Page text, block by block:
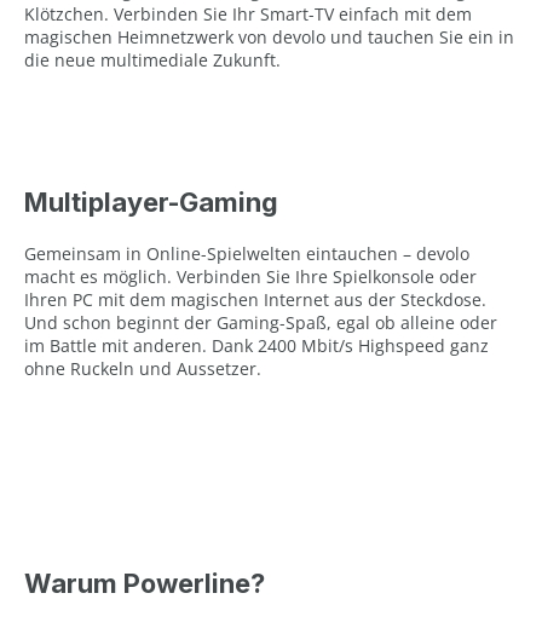
Klötzchen. Verbinden Sie Ihr Smart-TV einfach mit dem
magischen Heimnetzwerk von devolo und tauchen Sie ein in
die neue multimediale Zukunft.
Multiplayer-Gaming
Gemeinsam in Online-Spielwelten eintauchen – devolo
macht es möglich. Verbinden Sie Ihre Spielkonsole oder
Ihren PC mit dem magischen Internet aus der Steckdose.
Und schon beginnt der Gaming-Spaß, egal ob alleine oder
im Battle mit anderen. Dank 2400 Mbit/s Highspeed ganz
ohne Ruckeln und Aussetzer.
Warum Powerline?